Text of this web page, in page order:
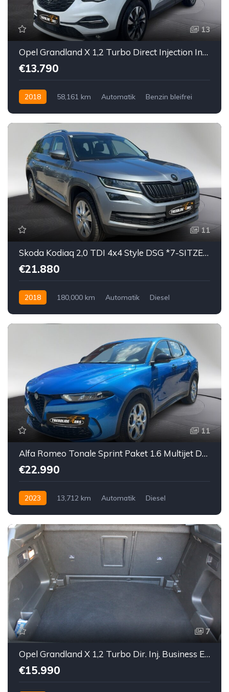
13
Opel Grandland X 1,2 Turbo Direct Injection Innovation
€13.790
2018 58,161 km Automatik
Benzin bleifrei
11
Skoda Kodiaq 2,0 TDI 4x4 Style DSG *7-SITZER*
€21.880
2018 180,000 km Automatik
Diesel
11
Alfa Romeo Tonale Sprint Paket 1.6 Multijet DCT
€22.990
2023 13,712 km Automatik
Diesel
7
Opel Grandland X 1,2 Turbo Dir. Inj. Business Edition
€15.990